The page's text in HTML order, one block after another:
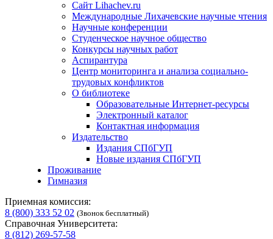
Сайт Lihachev.ru
Международные Лихачевские научные чтения
Научные конференции
Студенческое научное общество
Конкурсы научных работ
Аспирантура
Центр мониторинга и анализа социально-
трудовых конфликтов
О библиотеке
Образовательные Интернет-ресурсы
Электронный каталог
Контактная информация
Издательство
Издания СПбГУП
Новые издания СПбГУП
Проживание
Гимназия
Приемная комиссия:
8 (800) 333 52 02 (Звонок бесплатный)
Справочная Университета:
8 (812) 269-57-58